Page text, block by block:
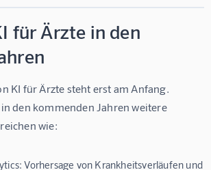
für Ärzte in den
KI für Ärzte steht erst am Anfang.
den kommenden Jahren weitere
wie:
Vorhersage von Krankheitsverläufen und